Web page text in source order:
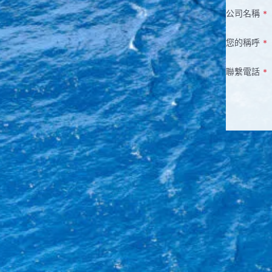
公司名稱 *
您的稱呼 *
聯繫電話 *